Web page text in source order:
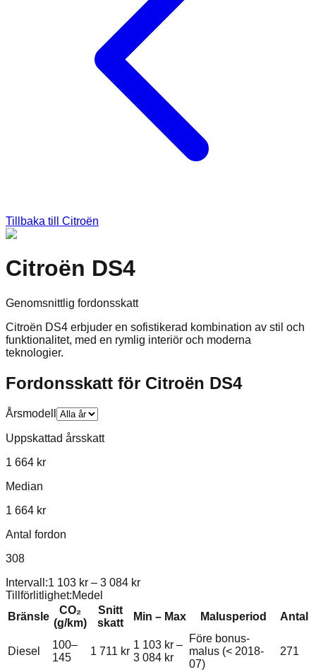
Tillbaka till Citroën
Citroën DS4
Genomsnittlig fordonsskatt
Citroën DS4 erbjuder en sofistikerad kombination av stil och
funktionalitet, med en rymlig interiör och moderna
teknologier.
Fordonsskatt för Citroën DS4
Årsmodell
Uppskattad årsskatt
1 664 kr
Median
1 664 kr
Antal fordon
308
Intervall:1 103 kr – 3 084 kr
Tillförlitlighet:Medel
Bränsle
CO₂
(g/km)
Snitt
skatt
Min – Max Malusperiod Antal
Diesel
100–
145
1 711 kr
1 103 kr –
3 084 kr
Före bonus-
malus (< 2018-
07)
271